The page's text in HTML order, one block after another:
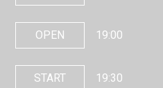
OPEN 19:00
START 19:30